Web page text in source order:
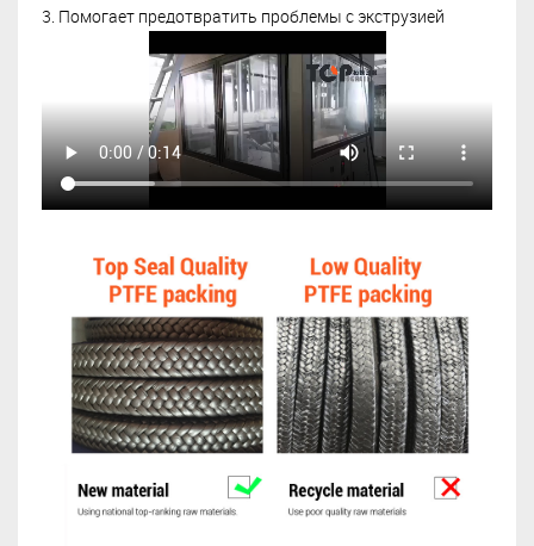
3. Помогает предотвратить проблемы с экструзией